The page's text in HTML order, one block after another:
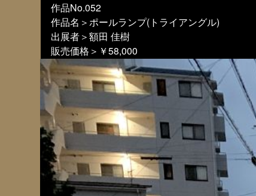
作品No.052
作品名＞ポールランプ(トライアングル)
出展者＞額田 佳樹
販売価格＞￥58,000